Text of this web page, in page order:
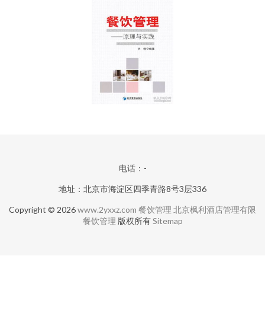
电话：-
地址：北京市海淀区四季青路8号3层336
Copyright © 2026www.2yxxz.com 餐饮管理 北京枫利酒店管理有限
餐饮管理 版权所有Sitemap